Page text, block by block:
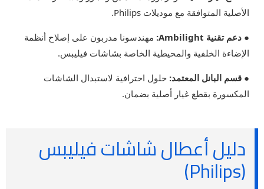
الأصلية المتوافقة مع موديلات Philips.
● دعم تقنية Ambilight:
مهندسونا مدربون على إصلاح أنظمة
الإضاءة الخلفية والمحيطية الخاصة بشاشات فيليبس.
● قسم البانل المعتمد: حلول احترافية لاستبدال الشاشات
المكسورة بقطع غيار أصلية بضمان.
دليل أعطال شاشات فيليبس
(Philips)